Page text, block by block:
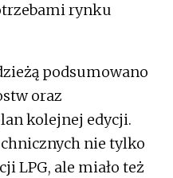
rynku
podsumowano
oraz
kolejnej edycji.
nie tylko
LPG, ale miało też